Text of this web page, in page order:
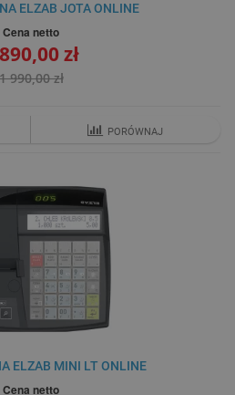
ELZAB JOTA ONLINE
Cena netto
zł
990,00 zł
PORÓWNAJ
ELZAB MINI LT ONLINE
Cena netto